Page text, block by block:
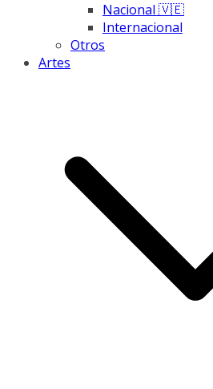
Nacional 🇻🇪
Internacional
Otros
Artes